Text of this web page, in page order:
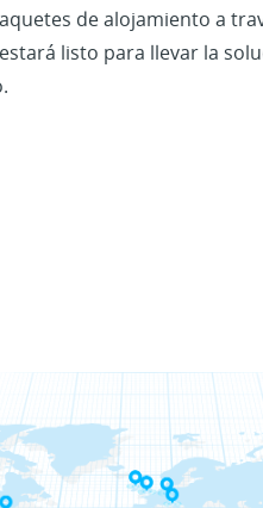
de alojamiento a
listo para llevar la